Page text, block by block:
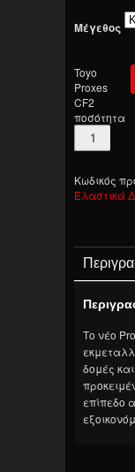
Μέγεθος
Toyo
Proxes
CF2
ποσότητα
Κωδικός
Ελαστικά
Το νέο
δομές
επίπεδο